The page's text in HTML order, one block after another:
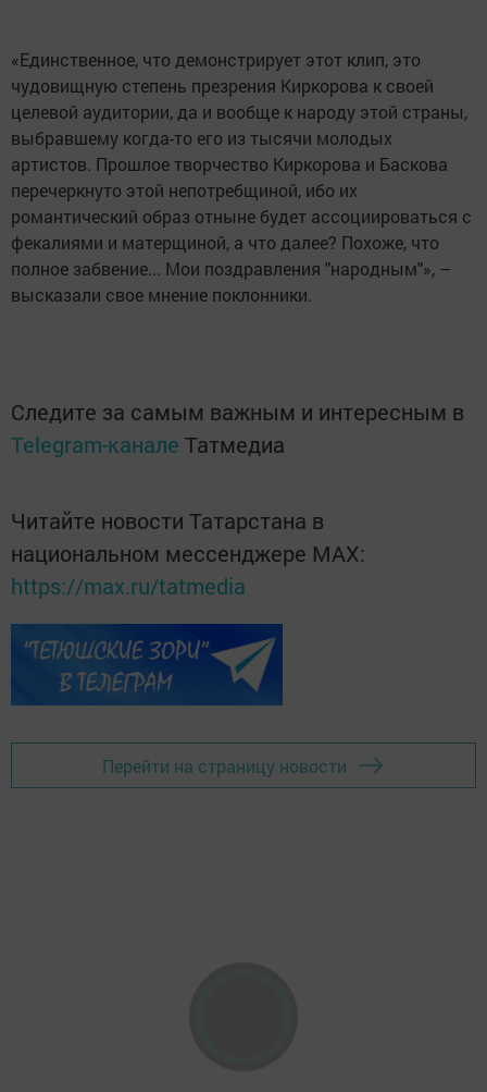
«Единственное, что демонстрирует этот клип, это
чудовищную степень презрения Киркорова к своей
целевой аудитории, да и вообще к народу этой страны,
выбравшему когда-то его из тысячи молодых
артистов. Прошлое творчество Киркорова и Баскова
перечеркнуто этой непотребщиной, ибо их
романтический образ отныне будет ассоциироваться с
фекалиями и матерщиной, а что далее? Похоже, что
полное забвение... Мои поздравления "народным"», –
высказали свое мнение поклонники.
Следите за самым важным и интересным в
Telegram-канале Татмедиа
Читайте новости Татарстана в
национальном мессенджере MАХ:
https://max.ru/tatmedia
Перейти на страницу новости